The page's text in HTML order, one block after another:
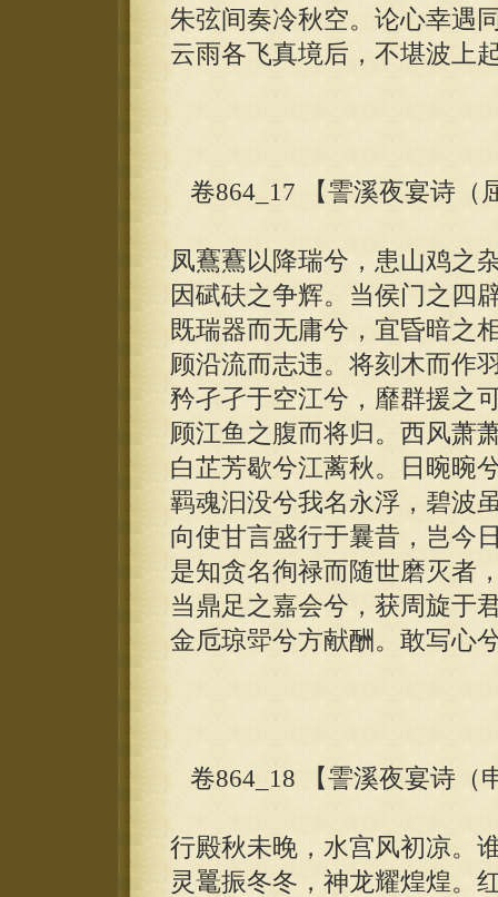
朱弦间奏冷秋空。论心幸遇
云雨各飞真境后，不堪波上
卷864_17 【霅溪夜宴诗（
凤鶱鶱以降瑞兮，患山鸡之
因碔砆之争辉。当侯门之四
既瑞器而无庸兮，宜昏暗之
顾沿流而志违。将刻木而作
矜孑孑于空江兮，靡群援之
顾江鱼之腹而将归。西风萧
白芷芳歇兮江蓠秋。日晼晼
羁魂汩没兮我名永浮，碧波
向使甘言盛行于曩昔，岂今
是知贪名徇禄而随世磨灭者
当鼎足之嘉会兮，获周旋于
金卮琼斝兮方献酬。敢写心
卷864_18 【霅溪夜宴诗（
行殿秋未晚，水宫风初凉。
灵鼍振冬冬，神龙耀煌煌。